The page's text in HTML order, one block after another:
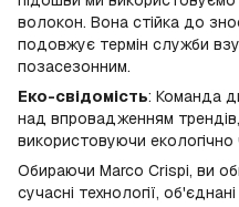
волокон. Вона стійка до
подовжує термін служби
позасезонним.
Еко-свідомість: Команда
над впровадженням
використовуючи екологічно
Обираючи Marco Crispi, ви
сучасні технології,